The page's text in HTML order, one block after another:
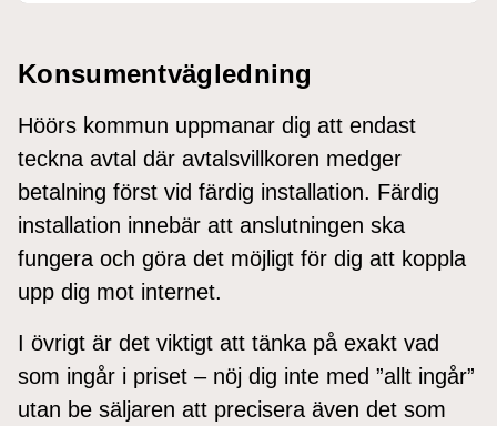
Konsumentvägledning
Höörs kommun uppmanar dig att endast
teckna avtal där avtalsvillkoren medger
betalning först vid färdig installation. Färdig
installation innebär att anslutningen ska
fungera och göra det möjligt för dig att koppla
upp dig mot internet.
I övrigt är det viktigt att tänka på exakt vad
som ingår i priset – nöj dig inte med ”allt ingår”
utan be säljaren att precisera även det som